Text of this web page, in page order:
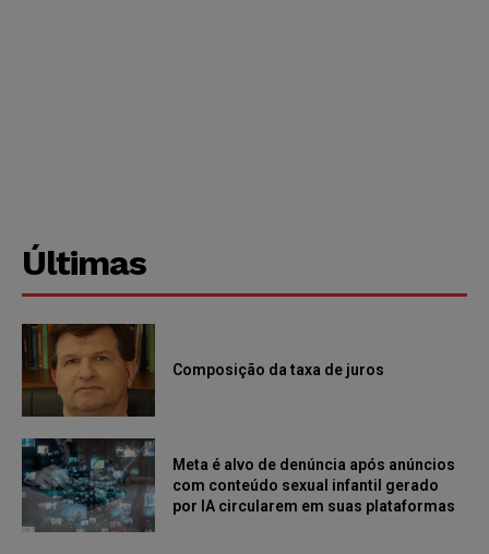
Últimas
Composição da taxa de juros
Meta é alvo de denúncia após anúncios
com conteúdo sexual infantil gerado
por IA circularem em suas plataformas